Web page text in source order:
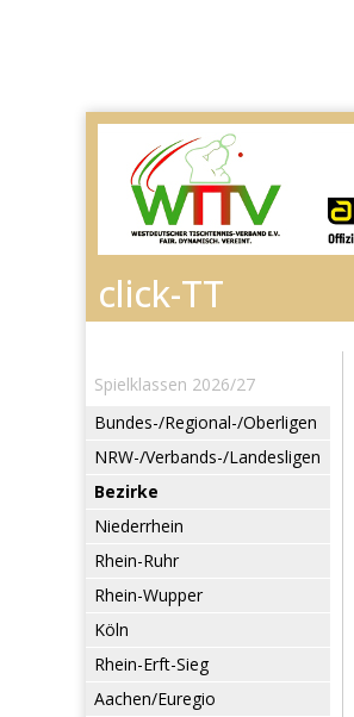
Spielklassen 2026/27
Bundes-/Regional-/Oberligen
NRW-/Verbands-/Landesligen
Bezirke
Niederrhein
Rhein-Ruhr
Rhein-Wupper
Köln
Rhein-Erft-Sieg
Aachen/Euregio